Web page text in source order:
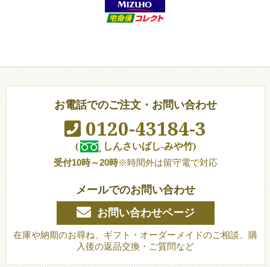
お電話でのご注文・お問い合わせ
0120-43184-3
(
しんさいばし-みや竹)
受付10時～20時※時間外は留守電で対応
メールでのお問い合わせ
お問い合わせページ
在庫や納期のお尋ね、ギフト・オーダーメイドのご相談、購
入後の返品交換・ご質問など